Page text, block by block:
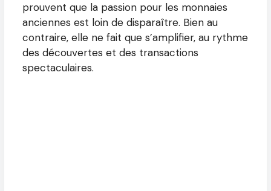
prouvent que la passion pour les monnaies
anciennes est loin de disparaître. Bien au
contraire, elle ne fait que s’amplifier, au rythme
des découvertes et des transactions
spectaculaires.